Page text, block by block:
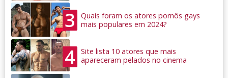
3
Quais foram os atores pornôs gays
mais populares em 2024?
4
Site lista 10 atores que mais
apareceram pelados no cinema